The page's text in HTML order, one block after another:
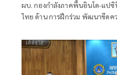
ผบ. กองกำลังภาคพื้นอินโด-แป
ไทย ด้าน การฝึกร่วม พัฒนาขีดค
ผ่านโครงการต่าง ๆ ของสหรัฐฯ